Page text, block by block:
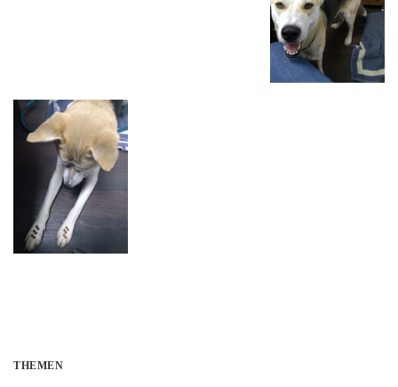
THEMEN